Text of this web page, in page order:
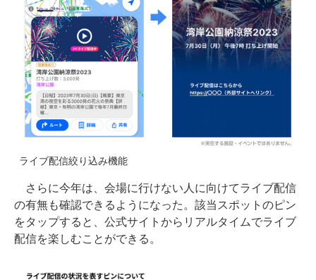
ライブ配信絞り込み機能
さらに今年は、会場に行けない人に向けてライブ配信
の有無も確認できるようになった。該当スポットのピン
をタップすると、公式サイトからリアルタイムでライブ
配信を楽しむことができる。